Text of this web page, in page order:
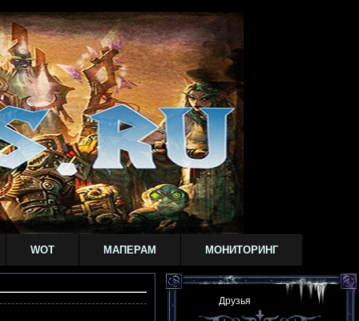
WOT МАПЕРАМ МОНИТОРИНГ
Друзья